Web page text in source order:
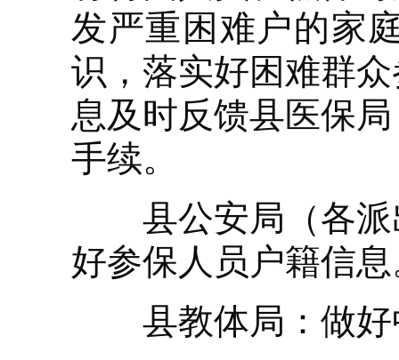
发严重困难户的家
识，落实好困难群
息及时反馈县医保
手续。
县公安局（各派
好参保人员户籍信
县教体局：做好